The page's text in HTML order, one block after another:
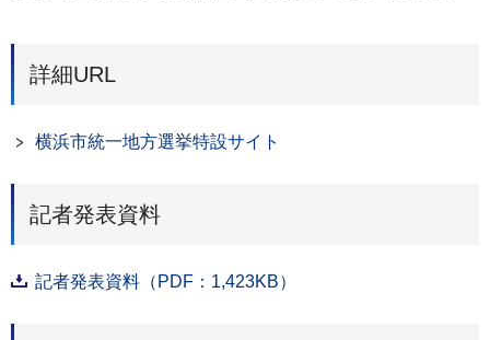
詳細URL
横浜市統一地方選挙特設サイト
記者発表資料
記者発表資料（PDF：1,423KB）